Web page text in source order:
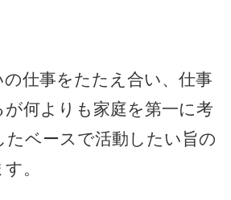
仕事をたたえ合い、仕事
が何よりも家庭を第一に考
たベースで活動したい旨の
。